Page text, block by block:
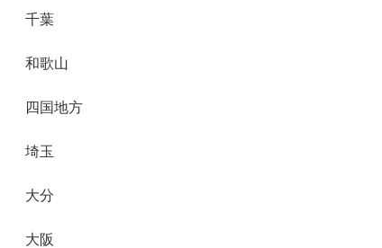
千葉
和歌山
四国地方
埼玉
大分
大阪